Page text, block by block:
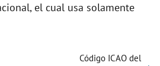
el cual usa solamente
Código ICAO del